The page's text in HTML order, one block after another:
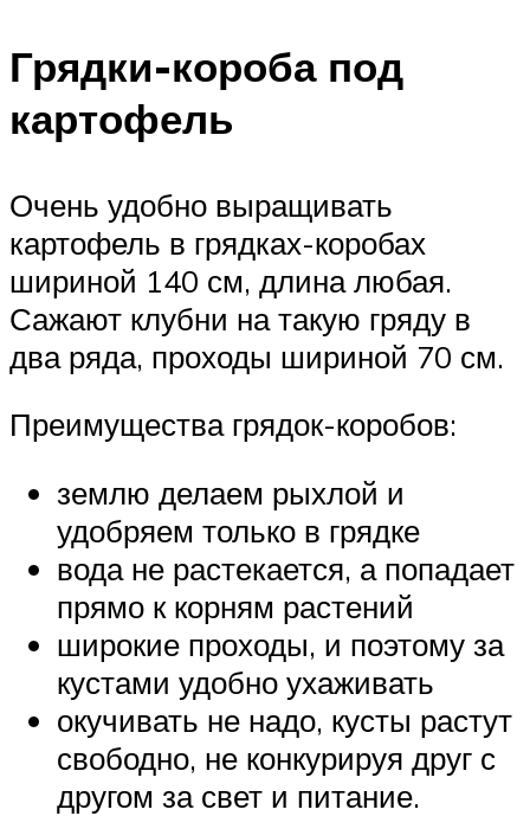
Грядки-короба под
картофель
Очень удобно выращивать
картофель в грядках-коробах
шириной 140 см, длина любая.
Сажают клубни на такую гряду в
два ряда, проходы шириной 70 см.
Преимущества грядок-коробов:
землю делаем рыхлой и
удобряем только в грядке
вода не растекается, а попадает
прямо к корням растений
широкие проходы, и поэтому за
кустами удобно ухаживать
окучивать не надо, кусты растут
свободно, не конкурируя друг с
другом за свет и питание.